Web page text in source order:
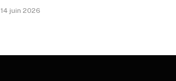
14 juin 2026